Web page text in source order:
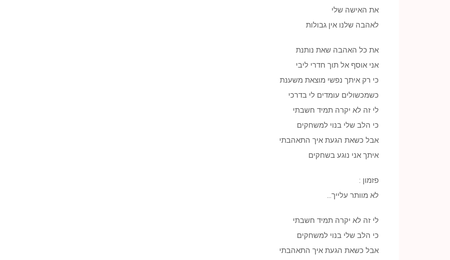
את האישה שלי
לאהבה שלנו אין גבולות
את כל האהבה שאת נותנת
אני אוסף אל תוך חדרי ליבי
כי רק איתך נפשי מוצאת משענת
כשמכשולים עומדים לי בדרכי
לי זה לא יקרה תמיד חשבתי
כי הלב שלי בנוי למשחקים
אבל כשאת הגעת איך התאהבתי
איתך אני נוגע בשחקים
פזמון :
לא מוותר עלייך…
לי זה לא יקרה תמיד חשבתי
כי הלב שלי בנוי למשחקים
אבל כשאת הגעת איך התאהבתי